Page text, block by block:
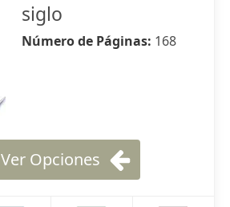
siglo
Número de Páginas: 168
Ver Opciones